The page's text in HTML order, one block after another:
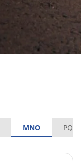
MNO PQRS